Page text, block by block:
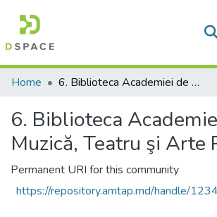
Communities & Collections
Statistics
Home 6. Biblioteca Academiei de Muzică, Teatru şi Arte Plastice
6. Biblioteca
Muzică, Teatru şi Arte
Permanent URI for this community
https://repository.amtap.md/handle/